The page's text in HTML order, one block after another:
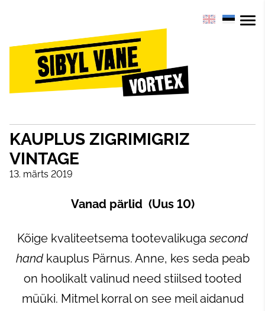
KAUPLUS ZIGRIMIGRIZ
VINTAGE
13. märts 2019
Vanad pärlid (Uus 10)
Kõige kvaliteetsema tootevalikugasecond
handkauplus Pärnus. Anne, kes seda peab
on hoolikalt valinud need stiilsed tooted
müüki. Mitmel korral on see meil aidanud